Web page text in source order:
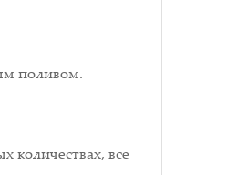
поливом.
количествах, все